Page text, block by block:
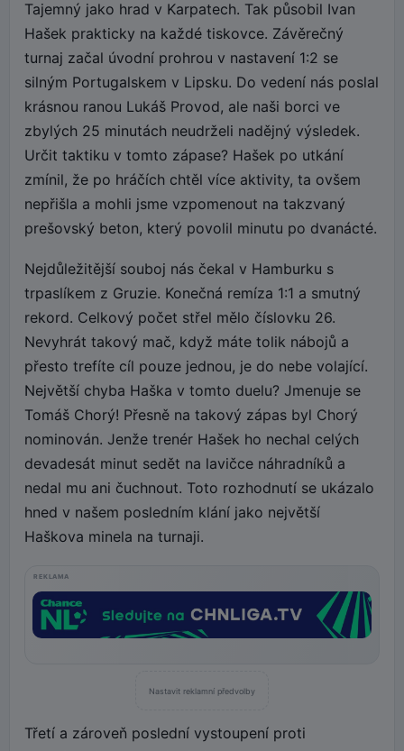
Tajemný jako hrad v Karpatech. Tak působil Ivan
Hašek prakticky na každé tiskovce. Závěrečný
turnaj začal úvodní prohrou v nastavení 1:2 se
silným Portugalskem v Lipsku. Do vedení nás poslal
krásnou ranou Lukáš Provod, ale naši borci ve
zbylých 25 minutách neudrželi nadějný výsledek.
Určit taktiku v tomto zápase? Hašek po utkání
zmínil, že po hráčích chtěl více aktivity, ta ovšem
nepřišla a mohli jsme vzpomenout na takzvaný
prešovský beton, který povolil minutu po dvanácté.
Nejdůležitější souboj nás čekal v Hamburku s
trpaslíkem z Gruzie. Konečná remíza 1:1 a smutný
rekord. Celkový počet střel mělo číslovku 26.
Nevyhrát takový mač, když máte tolik nábojů a
přesto trefíte cíl pouze jednou, je do nebe volající.
Největší chyba Haška v tomto duelu? Jmenuje se
Tomáš Chorý! Přesně na takový zápas byl Chorý
nominován. Jenže trenér Hašek ho nechal celých
devadesát minut sedět na lavičce náhradníků a
nedal mu ani čuchnout. Toto rozhodnutí se ukázalo
hned v našem posledním klání jako největší
Haškova minela na turnaji.
REKLAMA
Nastavit reklamní předvolby
Třetí a zároveň poslední vystoupení proti